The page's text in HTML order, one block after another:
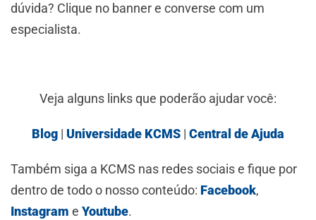
dúvida? Clique no banner e converse com um
especialista.
Veja alguns links que poderão ajudar você:
Blog | Universidade KCMS | Central de Ajuda
Também siga a KCMS nas redes sociais e fique por
dentro de todo o nosso conteúdo: Facebook,
Instagram e Youtube.